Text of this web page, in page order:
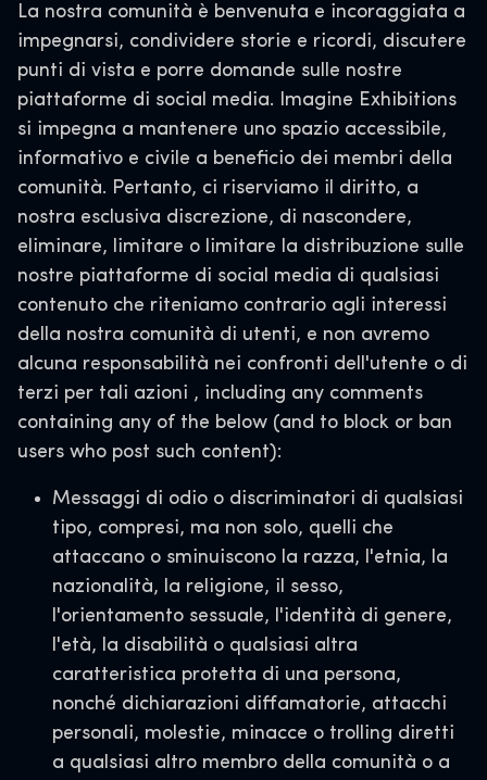
La nostra comunità è benvenuta e incoraggiata a
impegnarsi, condividere storie e ricordi, discutere
punti di vista e porre domande sulle nostre
piattaforme di social media. Imagine Exhibitions
si impegna a mantenere uno spazio accessibile,
informativo e civile a beneficio dei membri della
comunità. Pertanto, ci riserviamo il diritto, a
nostra esclusiva discrezione, di nascondere,
eliminare, limitare o limitare la distribuzione sulle
nostre piattaforme di social media di qualsiasi
contenuto che riteniamo contrario agli interessi
della nostra comunità di utenti, e non avremo
alcuna responsabilità nei confronti dell'utente o di
terzi per tali azioni , including any comments
containing any of the below (and to block or ban
users who post such content):
Messaggi di odio o discriminatori di qualsiasi
tipo, compresi, ma non solo, quelli che
attaccano o sminuiscono la razza, l'etnia, la
nazionalità, la religione, il sesso,
l'orientamento sessuale, l'identità di genere,
l'età, la disabilità o qualsiasi altra
caratteristica protetta di una persona,
nonché dichiarazioni diffamatorie, attacchi
personali, molestie, minacce o trolling diretti
a qualsiasi altro membro della comunità o a